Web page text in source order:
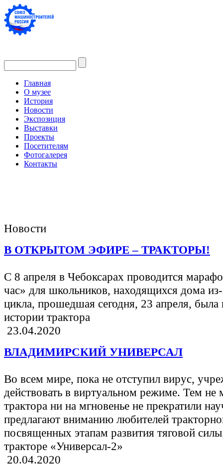
Главная
О музее
История
Новости
Экспозиция
Выставки
Проекты
Посетителям
Фотогалерея
Контакты
Новости
В ОТКРЫТОМ ЭФИРЕ – ТРАКТОРЫ!
С 8 апреля в Чебоксарах проводится
час» для школьников, находящихся дома
цикла, прошедшая сегодня, 23 апреля,
истории трактора
23.04.2020
ВЛАДИМИРСКИЙ УНИВЕРСАЛ
Во всем мире, пока не отступил вирус,
действовать в виртуальном режиме. Тем не
трактора ни на мгновенье не прекратили
предлагают вниманию любителей
посвященных этапам развития тяговой
тракторе «Универсал-2»
20.04.2020